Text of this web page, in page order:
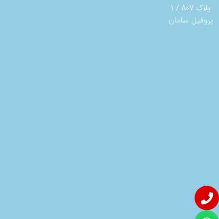
پلاک 807 / 1
پروفیل سامان